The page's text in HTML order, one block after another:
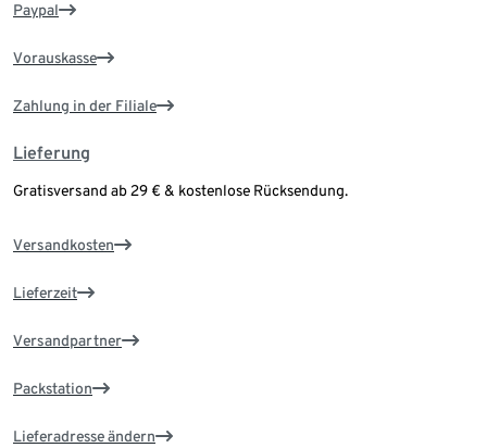
Paypal
Vorauskasse
Zahlung in der Filiale
Lieferung
Gratisversand ab 29 € & kostenlose Rücksendung.
Versandkosten
Lieferzeit
Versandpartner
Packstation
Lieferadresse ändern